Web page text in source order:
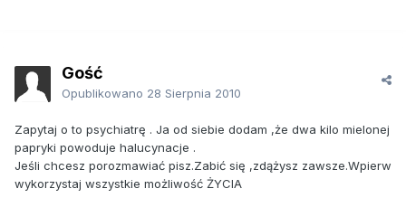
Gość
Opublikowano 28 Sierpnia 2010
Zapytaj o to psychiatrę . Ja od siebie dodam ,że dwa kilo mielonej
papryki powoduje halucynacje .
Jeśli chcesz porozmawiać pisz.Zabić się ,zdążysz zawsze.Wpierw
wykorzystaj wszystkie możliwość ŻYCIA